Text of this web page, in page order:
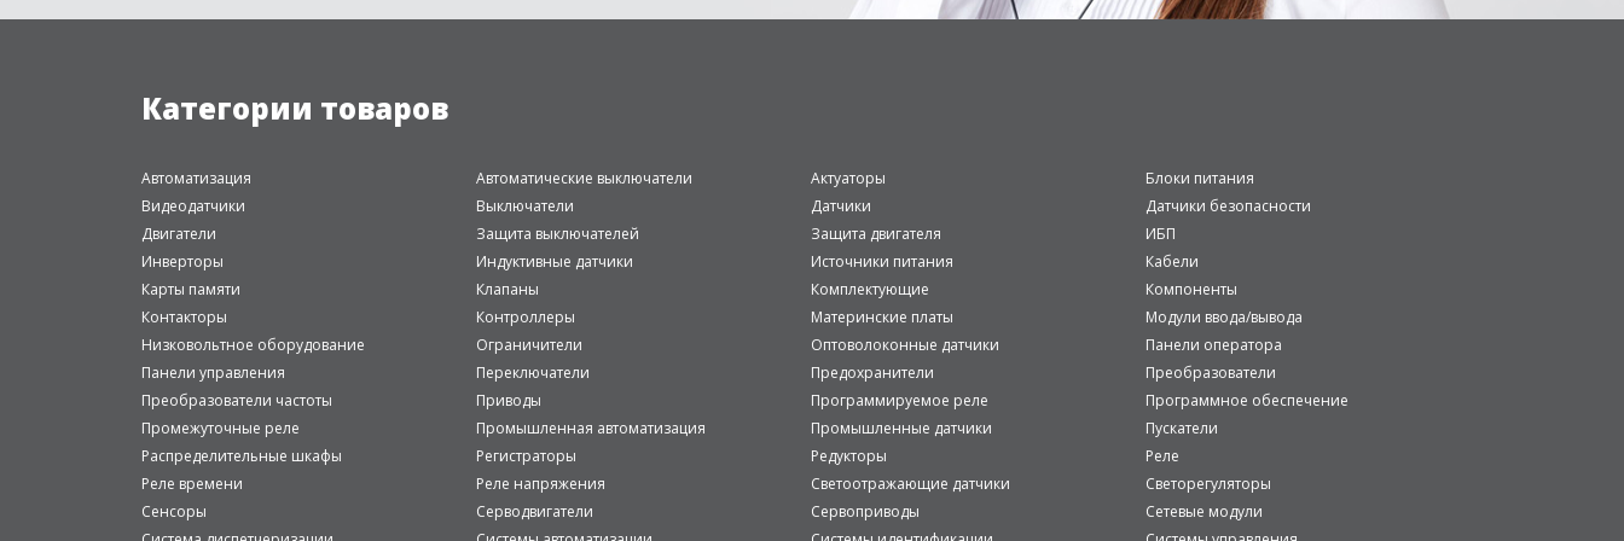
Категории товаров
Автоматизация Автоматические выключатели Актуаторы
Блоки питания
Видеодатчики
Выключатели Датчики
Датчики безопасности
Двигатели
Защита выключателей Защита двигателя
ИБП
Инверторы
Индуктивные датчики Источники питания
Кабели
Карты памяти
Клапаны Комплектующие
Компоненты
Контакторы
Контроллеры Материнские платы
Модули ввода/вывода
Низковольтное оборудование
Ограничители Оптоволоконные датчики
Панели оператора
Панели управления
Переключатели Предохранители
Преобразователи
Преобразователи частоты
Приводы Программируемое реле
Программное обеспечение
Промежуточные реле
Промышленная автоматизация Промышленные датчики
Пускатели
Распределительные шкафы
Регистраторы Редукторы
Реле
Реле времени
Реле напряжения Светоотражающие датчики
Светорегуляторы
Сенсоры
Серводвигатели Сервоприводы
Сетевые модули